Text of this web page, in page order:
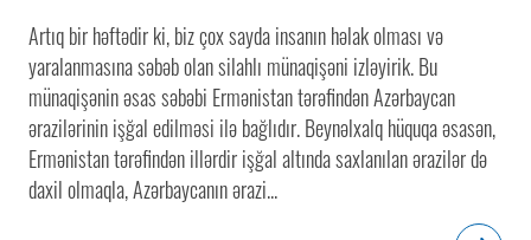
Artıq bir həftədir ki, biz çox sayda insanın həlak olması və
yaralanmasına səbəb olan silahlı münaqişəni izləyirik. Bu
münaqişənin əsas səbəbi Ermənistan tərəfindən Azərbaycan
ərazilərinin işğal edilməsi ilə bağlıdır. Beynəlxalq hüquqa əsasən,
Ermənistan tərəfindən illərdir işğal altında saxlanılan ərazilər də
daxil olmaqla, Azərbaycanın ərazi...